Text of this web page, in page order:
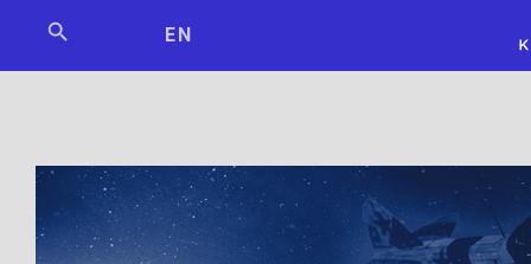
EN